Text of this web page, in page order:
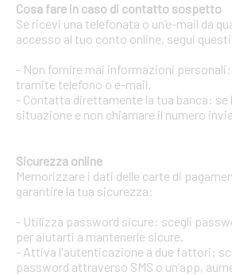
Cosa fare in caso di contatto sospetto
Se ricevi una telefonata o un’e-mail da
accesso al tuo conto online, segui
- Non fornire mai informazioni
tramite telefono o e-mail.
- Contatta direttamente la tua banca:
situazione e non chiamare il numero
Sicurezza online
Memorizzare i dati delle carte di
garantire la tua sicurezza:
- Utilizza password sicure: scegli
per aiutarti a mantenerle sicure.
- Attiva l'autenticazione a due fattori:
password attraverso SMS o un’app,